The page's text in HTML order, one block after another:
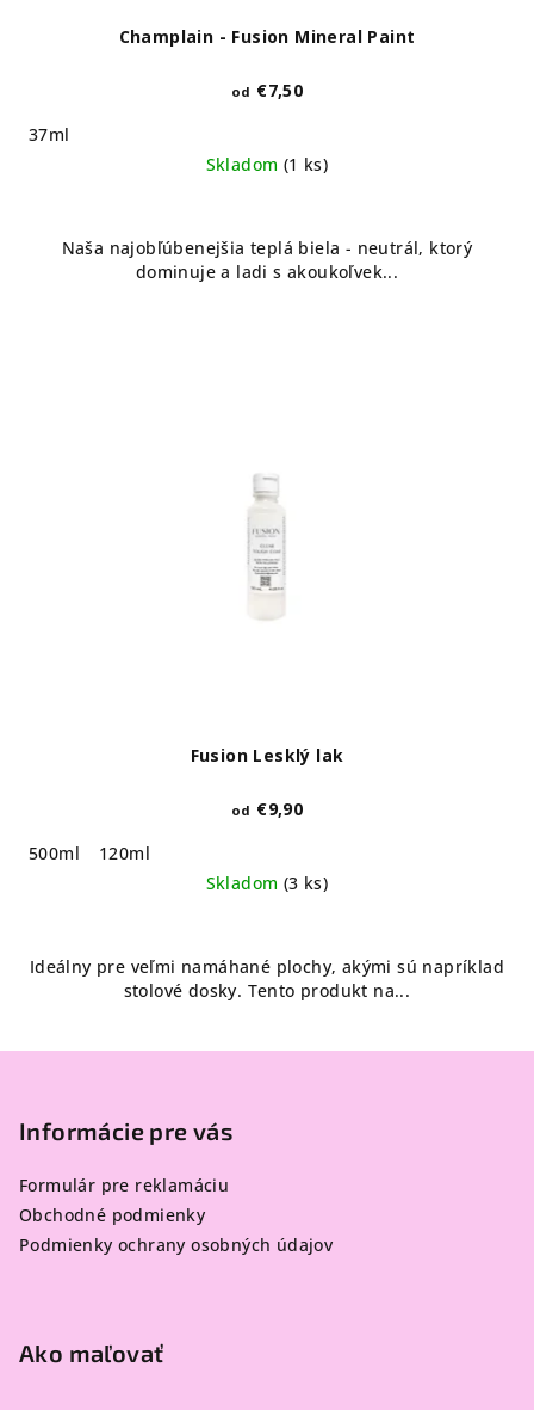
Champlain - Fusion Mineral Paint
od €7,50
37ml
Skladom (1 ks)
Naša najobľúbenejšia teplá biela - neutrál, ktorý
dominuje a ladi s akoukoľvek...
Fusion Lesklý lak
od €9,90
500ml
120ml
Skladom (3 ks)
Ideálny pre veľmi namáhané plochy, akými sú napríklad
stolové dosky. Tento produkt na...
Informácie pre vás
Formulár pre reklamáciu
Obchodné podmienky
Podmienky ochrany osobných údajov
Ako maľovať